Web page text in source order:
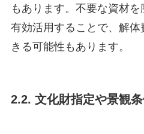
もあります。不要な資材を
有効活用することで、解
きる可能性もあります。
2.2. 文化財指定や景観